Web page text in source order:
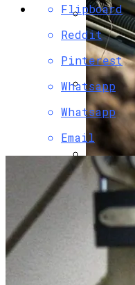
G7
Стало
Flipboard
Reddit
Pinterest
Whatsapp
Whatsapp
Email